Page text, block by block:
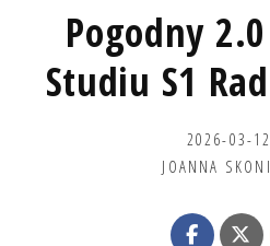
Pogodny
Studiu S1
2026-03-12
JOANNA